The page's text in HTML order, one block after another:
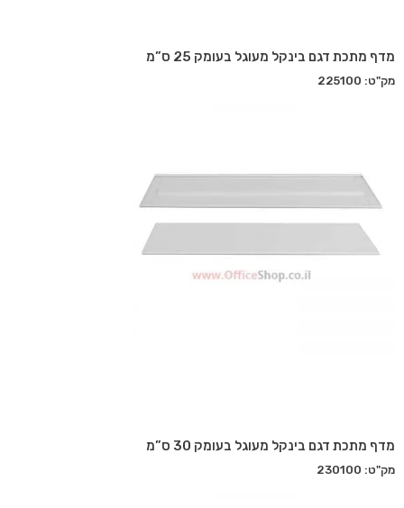
מדף מתכת דגם בינקל מעוגל בעומק 25 ס”מ
מק"ט: 225100
מדף מתכת דגם בינקל מעוגל בעומק 30 ס”מ
מק"ט: 230100